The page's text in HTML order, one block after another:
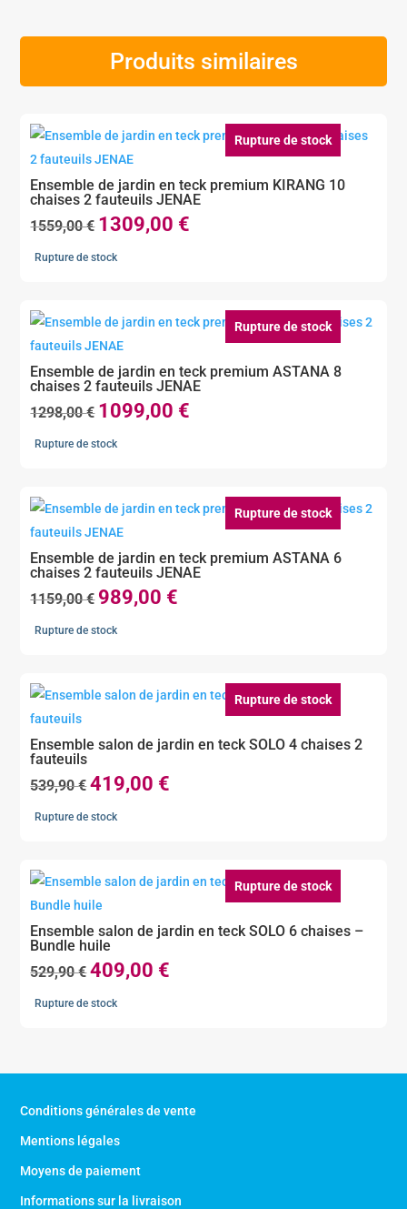
Produits similaires
Rupture de stock
Ensemble de jardin en teck premium KIRANG 10
chaises 2 fauteuils JENAE
1559,00€ Le
prix
1559,00 €.
1309,00 €
1309,00 €.
Rupture de stock
Rupture de stock
Ensemble de jardin en teck premium ASTANA 8
chaises 2 fauteuils JENAE
1298,00€ Le
prix
1298,00 €.
1099,00 €
1099,00 €.
Rupture de stock
Rupture de stock
Ensemble de jardin en teck premium ASTANA 6
chaises 2 fauteuils JENAE
1159,00€ Le
prix
1159,00 €.
989,00 €
989,00 €.
Rupture de stock
Rupture de stock
Ensemble salon de jardin en teck SOLO 4 chaises 2
fauteuils
539,90€Le
prix
539,90 €.
419,00 €
419,00 €.
Rupture de stock
Rupture de stock
Ensemble salon de jardin en teck SOLO 6 chaises –
Bundle huile
529,90€Le
prix
409,00 €
Rupture de stock
Conditions générales de vente
Mentions légales
Moyens de paiement
Informations sur la livraison